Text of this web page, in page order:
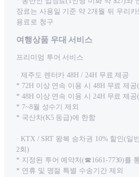
장료는 사용일 기준 약 2개월 뒤 우리카
용료로 청구
여행상품 우대 서비스
프리미엄 투어 서비스
· 제주도 렌터카 48H / 24H 무료 제공
* 72H 이상 연속 이용 시 48H 무료 제공
* 48H 이상 연속 이용 시 24H 무료 제공
* 7~8월 성수기 제외
* 국산차(K5 등급)에 한함
· KTX / SRT 왕복 승차권 10% 할인(일
2회)
* 지정된 투어 예약처(☎1661-7730)를
* 연휴 및 명절 특별 수송기간 제외